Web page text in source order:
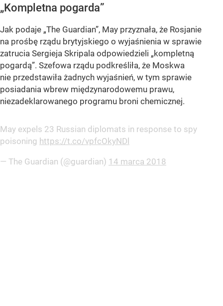
„Kompletna pogarda”
Jak podaje „The Guardian”, May przyznała, że Rosjanie
na prośbę rządu brytyjskiego o wyjaśnienia w sprawie
zatrucia Sergieja Skripala odpowiedzieli „kompletną
pogardą”. Szefowa rządu podkreśliła, że Moskwa
nie przedstawiła żadnych wyjaśnień, w tym sprawie
posiadania wbrew międzynarodowemu prawu,
niezadeklarowanego programu broni chemicznej.
May expels 23 Russian diplomats in response to spy
poisoning https://t.co/vpfcOkyNDl
— The Guardian (@guardian) 14 marca 2018